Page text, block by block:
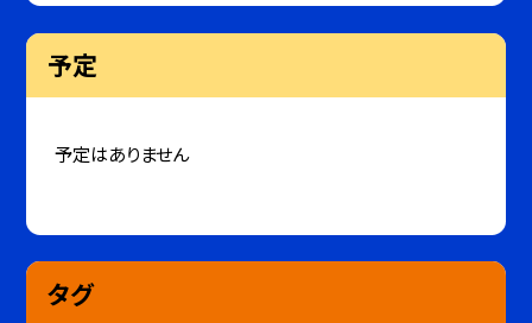
予定
予定はありません
タグ